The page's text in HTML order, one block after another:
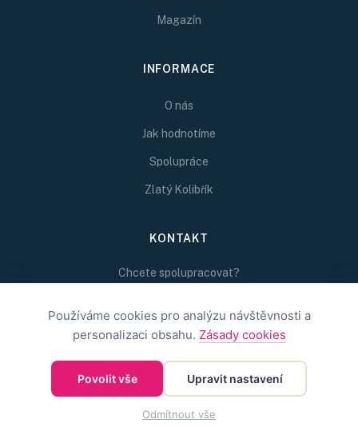
Magazín
INFORMACE
O nás
Jak hodnotíme
Spolupráce
Zlatý Kolibřík
KONTAKT
Chcete spolupracovat?
redakce@inspirativni.cz
Inspirativní.cz — Inspirativní.cz s.r.o.
Používáme cookies pro analýzu návštěvnosti a
personalizaci obsahu. Zásady cookies
Povolit vše Upravit nastavení
Odmítnout vše